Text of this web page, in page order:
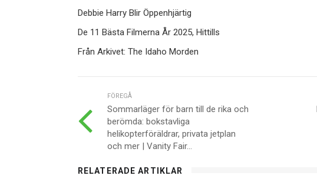
Debbie Harry Blir Öppenhjärtig
De 11 Bästa Filmerna År 2025, Hittills
Från Arkivet: The Idaho Morden
FÖREGÅ
Sommarläger för barn till de rika och
berömda: bokstavliga
helikopterföräldrar, privata jetplan
och mer | Vanity Fair...
RELATERADE ARTIKLAR